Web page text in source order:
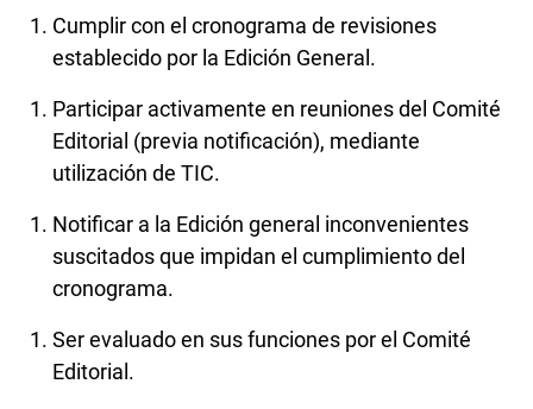
Cumplir con el cronograma de revisiones
establecido por la Edición General.
Participar activamente en reuniones del Comité
Editorial (previa notificación), mediante
utilización de TIC.
Notificar a la Edición general inconvenientes
suscitados que impidan el cumplimiento del
cronograma.
Ser evaluado en sus funciones por el Comité
Editorial.